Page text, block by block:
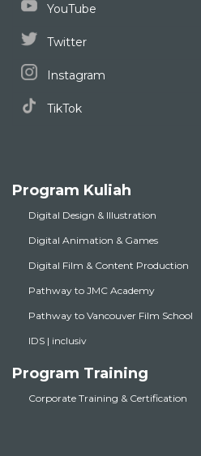
YouTube
Twitter
Instagram
TikTok
Program Kuliah
Digital Design & Illustration
Digital Animation & Games
Digital Film & Content Production
Pathway to JMC Academy
Pathway to Vancouver Film School
IDS | inclusiv
Program Training
Corporate Training & Certification